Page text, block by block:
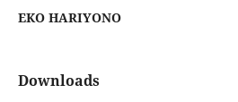
EKO HARIYONO
Downloads